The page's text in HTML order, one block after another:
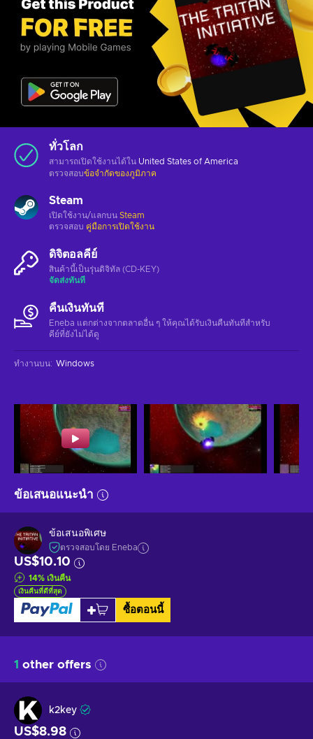
ทั่วโลก
สามารถเปิดใช้งานได้ใน United States of America
ตรวจสอบข้อจำกัดของภูมิภาค
Steam
เปิดใช้งาน/แลกบน Steam
ตรวจสอบ คู่มือการเปิดใช้งาน
ดิจิตอลคีย์
สินค้านี้เป็นรุ่นดิจิทัล (CD-KEY)
จัดส่งทันที
คืนเงินทันที
Eneba แตกต่างจากตลาดอื่น ๆ ให้คุณได้รับเงินคืนทันทีสําหรับ
คีย์ที่ยังไม่ได้ดู
ทำงานบน: Windows
ข้อเสนอแนะนำ
ข้อเสนอพิเศษ
ตรวจสอบโดย Eneba
US$10.10
14% เงินคืน
เงินคืนที่ดีที่สุด
ซื้อตอนนี้
1 other offers
k2key
US$8.98